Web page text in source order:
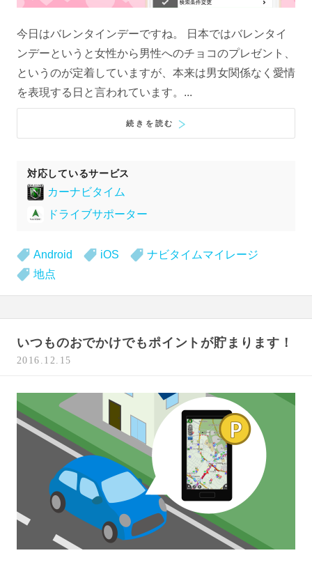
今日はバレンタインデーですね。 日本ではバレンタイ
ンデーというと女性から男性へのチョコのプレゼント、
というのが定着していますが、本来は男女関係なく愛情
を表現する日と言われています。...
続きを読む
対応しているサービス
カーナビタイム
ドライブサポーター
Android iOS
ナビタイムマイレージ
地点
いつものおでかけでもポイントが貯まります！
2016.12.15